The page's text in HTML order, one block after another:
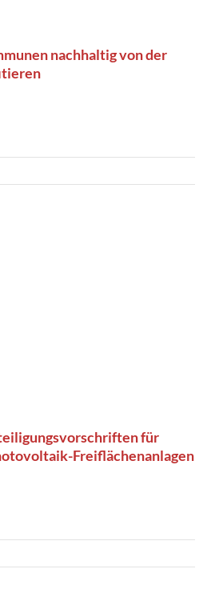
nachhaltig von der
für
Freiflächenanlagen